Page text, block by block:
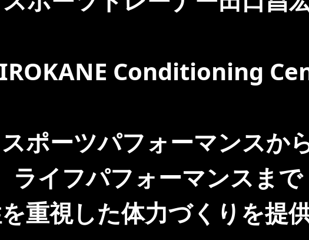
Conditioning
スポーツパフォーマンスか
ライフパフォーマンスまで
重視した体力づくりを提